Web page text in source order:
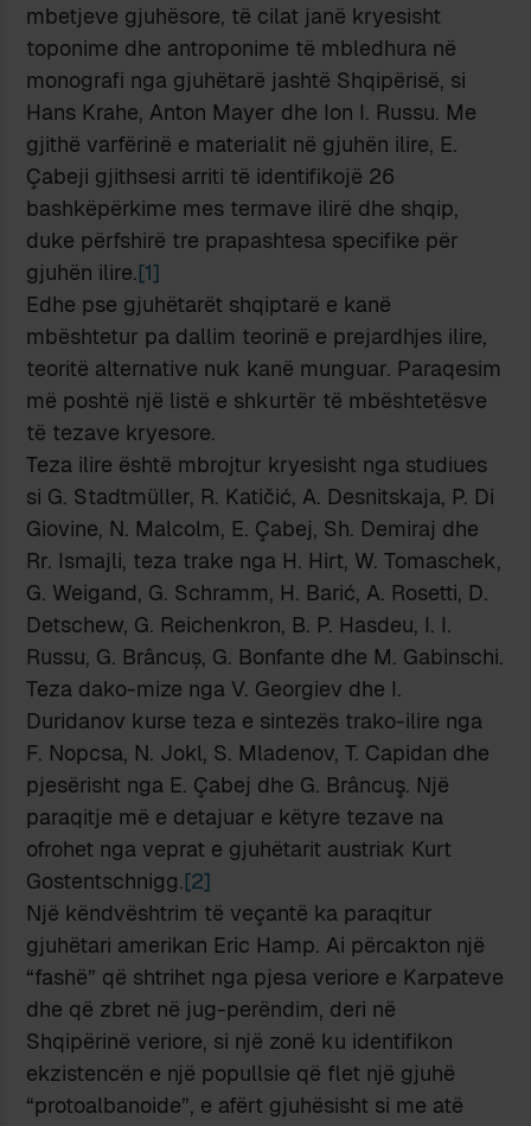
mbetjeve gjuhësore, të cilat janë kryesisht
toponime dhe antroponime të mbledhura në
monografi nga gjuhëtarë jashtë Shqipërisë, si
Hans Krahe, Anton Mayer dhe Ion I. Russu. Me
gjithë varfërinë e materialit në gjuhën ilire, E.
Çabeji gjithsesi arriti të identifikojë 26
bashkëpërkime mes termave ilirë dhe shqip,
duke përfshirë tre prapashtesa specifike për
gjuhën ilire.[1]
Edhe pse gjuhëtarët shqiptarë e kanë
mbështetur pa dallim teorinë e prejardhjes ilire,
teoritë alternative nuk kanë munguar. Paraqesim
më poshtë një listë e shkurtër të mbështetësve
të tezave kryesore.
Teza ilire është mbrojtur kryesisht nga studiues
si G. Stadtmüller, R. Katičić, A. Desnitskaja, P. Di
Giovine, N. Malcolm, E. Çabej, Sh. Demiraj dhe
Rr. Ismajli, teza trake nga H. Hirt, W. Tomaschek,
G. Weigand, G. Schramm, H. Barić, A. Rosetti, D.
Detschew, G. Reichenkron, B. P. Hasdeu, I. I.
Russu, G. Brâncuș, G. Bonfante dhe M. Gabinschi.
Teza dako-mize nga V. Georgiev dhe I.
Duridanov kurse teza e sintezës trako-ilire nga
F. Nopcsa, N. Jokl, S. Mladenov, T. Capidan dhe
pjesërisht nga E. Çabej dhe G. Brâncuş. Një
paraqitje më e detajuar e këtyre tezave na
ofrohet nga veprat e gjuhëtarit austriak Kurt
Gostentschnigg.[2]
Një këndvështrim të veçantë ka paraqitur
gjuhëtari amerikan Eric Hamp. Ai përcakton një
“fashë” që shtrihet nga pjesa veriore e Karpateve
dhe që zbret në jug-perëndim, deri në
Shqipërinë veriore, si një zonë ku identifikon
ekzistencën e një popullsie që flet një gjuhë
“protoalbanoide”, e afërt gjuhësisht si me atë